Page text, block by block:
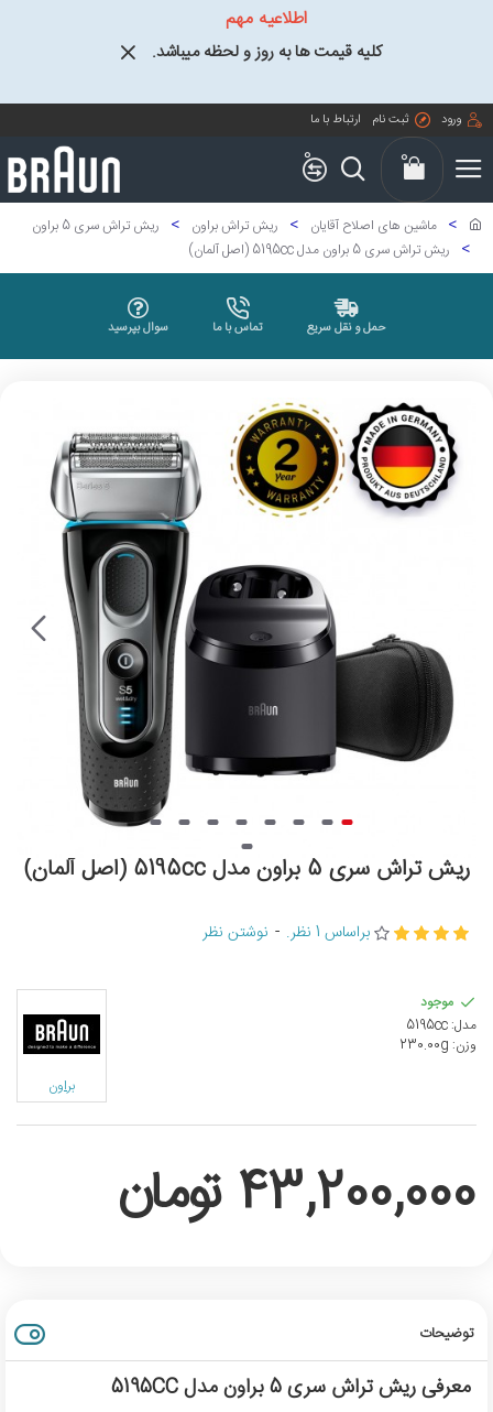
اطلاعیه مهم
کلیه قیمت ها به روز و لحظه میباشد.
ورود ثبت نام ارتباط با ما
0 0
ماشین های اصلاح آقایان ریش تراش براون
ریش تراش سری 5 براون
ریش تراش سری 5 براون مدل 5195cc (اصل آلمان)
حمل و نقل سریع تماس با ما سوال بپرسید
ریش تراش سری 5 براون مدل 5195cc (اصل آلمان)
موجود
مدل:5195cc
وزن: 230.00g
براون
براساس 1 نظر. - نوشتن نظر
43,200,000 تومان
توضیحات
معرفی ریش تراش سری 5 براون مدل 5195CC